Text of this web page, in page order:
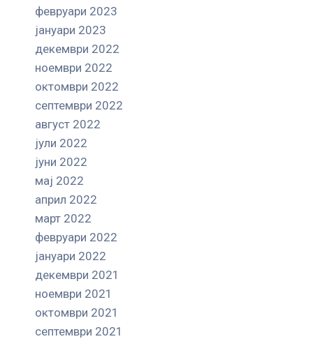
февруари 2023
јануари 2023
декември 2022
ноември 2022
октомври 2022
септември 2022
август 2022
јули 2022
јуни 2022
мај 2022
април 2022
март 2022
февруари 2022
јануари 2022
декември 2021
ноември 2021
октомври 2021
септември 2021